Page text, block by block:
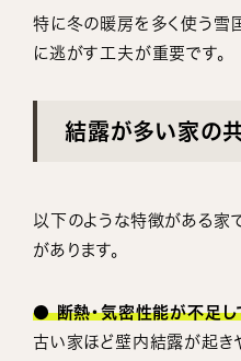
特に冬の暖房を多く使う雪
に逃がす工夫が重要です。
結露が多い家の
以下のような特徴がある家
があります。
● 断熱・気密性能が不足し
古い家ほど壁内結露が起き